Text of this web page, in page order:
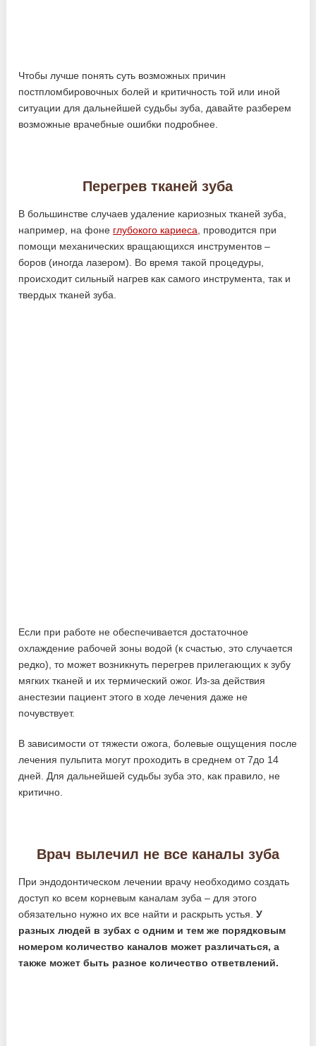
Чтобы лучше понять суть возможных причин
постпломбировочных болей и критичность той или иной
ситуации для дальнейшей судьбы зуба, давайте разберем
возможные врачебные ошибки подробнее.
Перегрев тканей зуба
В большинстве случаев удаление кариозных тканей зуба,
например, на фоне глубокого кариеса , проводится при
помощи механических вращающихся инструментов –
боров (иногда лазером). Во время такой процедуры,
происходит сильный нагрев как самого инструмента, так и
твердых тканей зуба.
Если при работе не обеспечивается достаточное
охлаждение рабочей зоны водой (к счастью, это случается
редко), то может возникнуть перегрев прилегающих к зубу
мягких тканей и их термический ожог. Из-за действия
анестезии пациент этого в ходе лечения даже не
почувствует.
В зависимости от тяжести ожога, болевые ощущения после
лечения пульпита могут проходить в среднем от 7до 14
дней. Для дальнейшей судьбы зуба это, как правило, не
критично.
Врач вылечил не все каналы зуба
При эндодонтическом лечении врачу необходимо создать
доступ ко всем корневым каналам зуба – для этого
обязательно нужно их все найти и раскрыть устья.У
разных людей в зубах с одним и тем же порядковым
номером количество каналов может различаться, а
также может быть разное количество ответвлений.